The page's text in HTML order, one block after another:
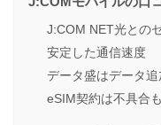
J:COM NET光との
安定した通信速度
データ盛はデータ
eSIM契約は不具合も